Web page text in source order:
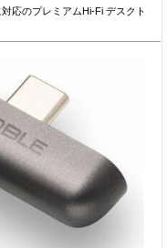
応のプレミアムHi-Fi デスクト